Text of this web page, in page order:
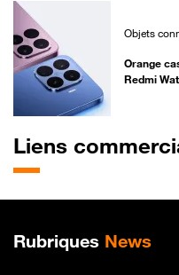
Objets
Orange
Redmi
Liens
Plan de site
Rubriques News